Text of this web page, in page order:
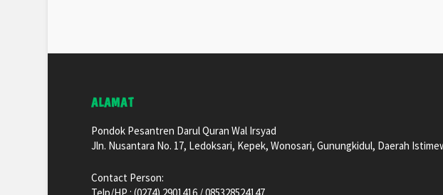
ALAMAT
Pondok Pesantren Darul Quran Wal Irsyad
Jln. Nusantara No. 17, Ledoksari, Kepek, Wonosari, Gunungkidul, Daerah
Contact Person: